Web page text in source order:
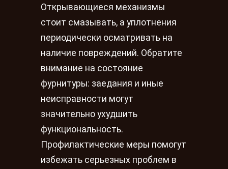
Открывающиеся механизмы
стоит смазывать, а уплотнения
периодически осматривать на
наличие повреждений. Обратите
внимание на состояние
фурнитуры: заедания и иные
неисправности могут
значительно ухудшить
функциональность.
Профилактические меры помогут
избежать серьезных проблем в